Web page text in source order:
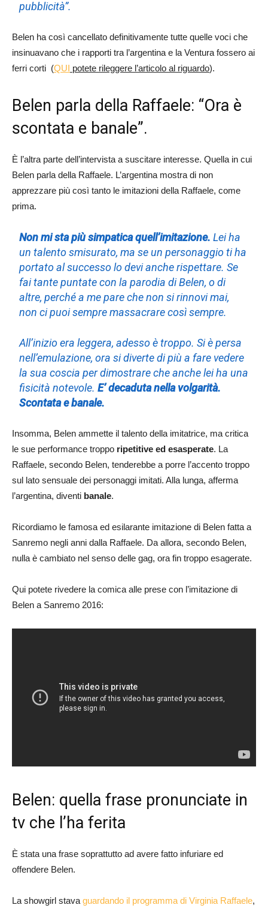
pubblicità”.
Belen ha così cancellato definitivamente tutte quelle voci che
insinuavano che i rapporti tra l’argentina e la Ventura fossero ai
ferri corti (QUI potete rileggere l’articolo al riguardo).
Belen parla della Raffaele: “Ora è
scontata e banale”.
È l’altra parte dell’intervista a suscitare interesse. Quella in cui
Belen parla della Raffaele. L’argentina mostra di non
apprezzare più così tanto le imitazioni della Raffaele, come
prima.
Non mi sta più simpatica quell’imitazione. Lei ha
un talento smisurato, ma se un personaggio ti ha
portato al successo lo devi anche rispettare. Se
fai tante puntate con la parodia di Belen, o di
altre, perché a me pare che non si rinnovi mai,
non ci puoi sempre massacrare così sempre.
All’inizio era leggera, adesso è troppo. Si è persa
nell’emulazione, ora si diverte di più a fare vedere
la sua coscia per dimostrare che anche lei ha una
fisicità notevole. E’ decaduta nella volgarità.
Scontata e banale.
Insomma, Belen ammette il talento della imitatrice, ma critica
le sue performance troppo ripetitive ed esasperate. La
Raffaele, secondo Belen, tenderebbe a porre l’accento troppo
sul lato sensuale dei personaggi imitati. Alla lunga, afferma
l’argentina, diventi banale.
Ricordiamo le famosa ed esilarante imitazione di Belen fatta a
Sanremo negli anni dalla Raffaele. Da allora, secondo Belen,
nulla è cambiato nel senso delle gag, ora fin troppo esagerate.
Qui potete rivedere la comica alle prese con l’imitazione di
Belen a Sanremo 2016:
Belen: quella frase pronunciate in
tv che l’ha ferita
È stata una frase soprattutto ad avere fatto infuriare ed
offendere Belen.
La showgirl stava guardando il programma di Virginia Raffaele,